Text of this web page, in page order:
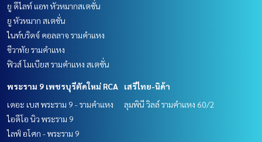
ยู ดีไลท์ แอท หัวหมากสเตชั่น
ยู หัวหมาก สเตชั่น
ไนท์บริดจ์ คอลลาจ รามคำแหง
ชีวาทัย รามคำแหง
ฟิวส์ โมเบียส รามคำแหง สเตชั่น
พระราม 9 เพชรบุรีตัดใหม่ RCA
เดอะ เบส พระราม 9 - รามคำแหง
ไอดีโอ นิว พระราม 9
ไลฟ์ อโศก - พระราม 9
เสรีไทย-นิด้า
ลุมพินี วิลล์ รามคำแหง 60/2